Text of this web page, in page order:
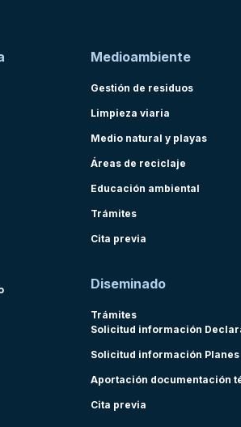
Medioambiente
Gestión de residuos
Limpieza viaria
Medio natural y playas
Áreas de reciclaje
Educación ambiental
Trámites
Cita previa
Diseminado
Trámites
Solicitud información
Solicitud información
Aportación documentación
Cita previa